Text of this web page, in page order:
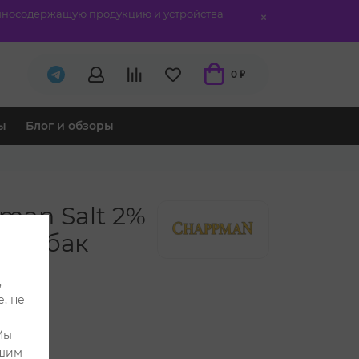
продукцию и устройства
0 ₽
Блог и обзоры
Salt 2%
Табак
не